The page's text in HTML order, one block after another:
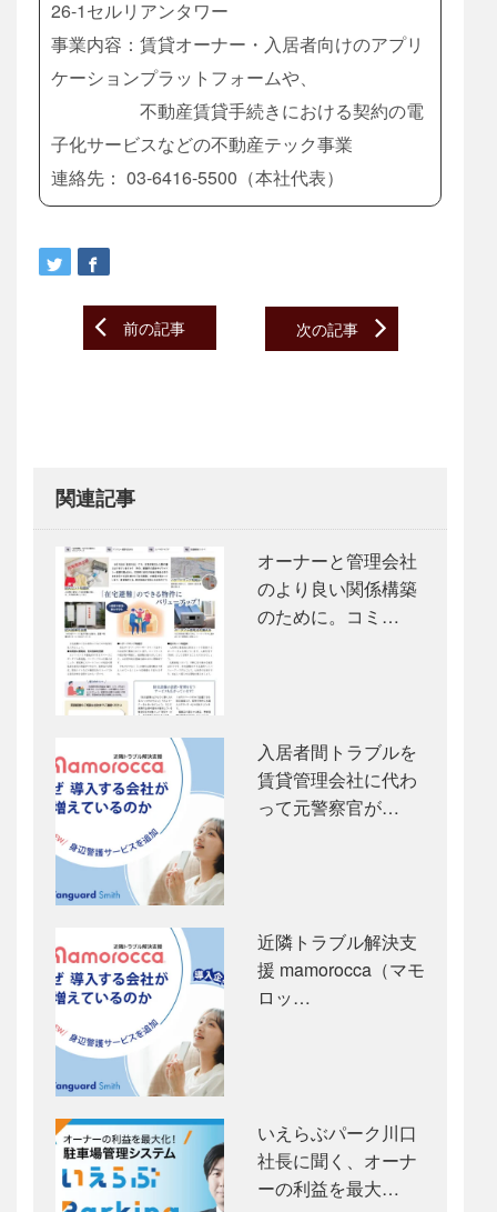
26-1セルリアンタワー
事業内容：賃貸オーナー・入居者向けのアプリ
ケーションプラットフォームや、
不動産賃貸手続きにおける契約の電
子化サービスなどの不動産テック事業
連絡先： 03-6416-5500（本社代表）
Post
navigation
前の記事 次の記事
関連記事
オーナーと管理会社
のより良い関係構築
のために。コミ…
入居者間トラブルを
賃貸管理会社に代わ
って元警察官が…
近隣トラブル解決支
援 mamorocca（マモ
ロッ…
いえらぶパーク川口
社長に聞く、オーナ
ーの利益を最大…